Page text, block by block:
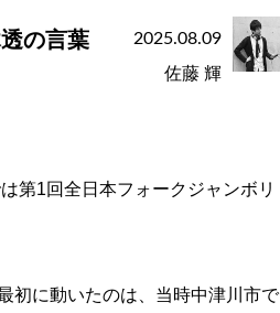
の言葉 2025.08.09
佐藤 輝
第1回全日本フォークジャンボリ
初に動いたのは、当時中津川市で